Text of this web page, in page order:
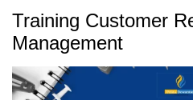
Training Customer
Management